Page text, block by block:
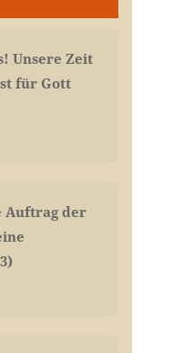
Unsere Zeit
für Gott
Auftrag der